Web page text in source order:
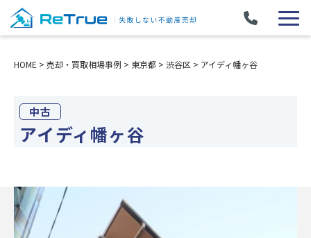
HOME > 売却・買取相場事例 > 東京都 > 渋谷区 > アイディ幡ヶ谷
中古
アイディ幡ヶ谷